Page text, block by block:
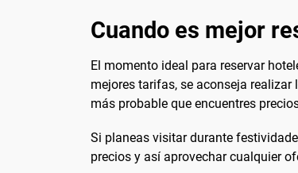
Cuando es mejor
El momento ideal para reservar
mejores tarifas, se aconseja
más probable que encuentres
Si planeas visitar durante
precios y así aprovechar cualquier